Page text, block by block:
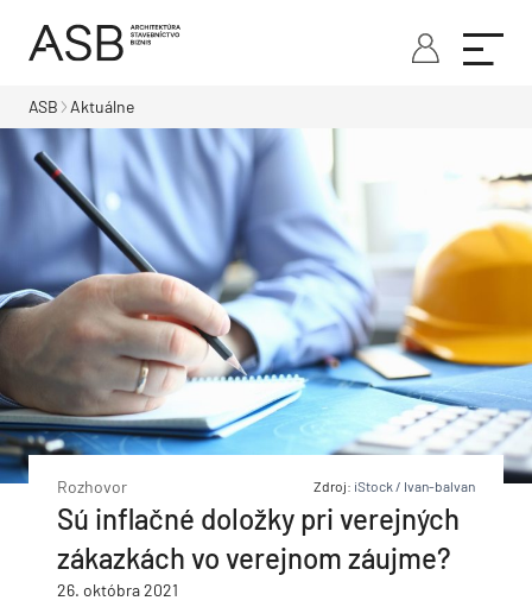
ASB Aktuálne
Rozhovor Zdroj: iStock / Ivan-balvan
Sú inflačné doložky pri verejných
zákazkách vo verejnom záujme?
26. októbra 2021